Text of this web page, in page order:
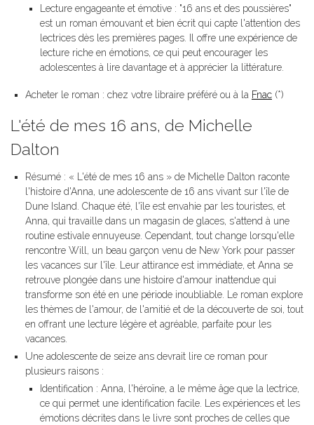
Lecture engageante et émotive : "16 ans et des poussières"
est un roman émouvant et bien écrit qui capte l'attention des
lectrices dès les premières pages. Il offre une expérience de
lecture riche en émotions, ce qui peut encourager les
adolescentes à lire davantage et à apprécier la littérature.
Acheter le roman : chez votre libraire préféré ou à la Fnac (*)
L'été de mes 16 ans, de Michelle
Dalton
Résumé : « L'été de mes 16 ans » de Michelle Dalton raconte
l'histoire d'Anna, une adolescente de 16 ans vivant sur l'île de
Dune Island. Chaque été, l'île est envahie par les touristes, et
Anna, qui travaille dans un magasin de glaces, s'attend à une
routine estivale ennuyeuse. Cependant, tout change lorsqu'elle
rencontre Will, un beau garçon venu de New York pour passer
les vacances sur l'île. Leur attirance est immédiate, et Anna se
retrouve plongée dans une histoire d'amour inattendue qui
transforme son été en une période inoubliable. Le roman explore
les thèmes de l'amour, de l'amitié et de la découverte de soi, tout
en offrant une lecture légère et agréable, parfaite pour les
vacances.
Une adolescente de seize ans devrait lire ce roman pour
plusieurs raisons :
Identification : Anna, l'héroïne, a le même âge que la lectrice,
ce qui permet une identification facile. Les expériences et les
émotions décrites dans le livre sont proches de celles que